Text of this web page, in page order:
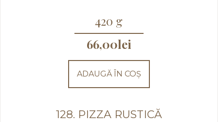
420 g
66,00lei
ADAUGĂ ÎN COȘ
128. PIZZA RUSTICĂ